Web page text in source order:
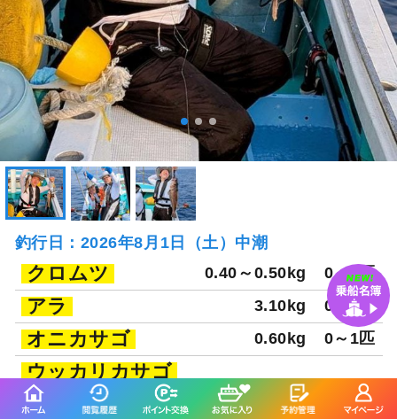
釣行日：2026年8月1日（土）中潮
クロムツ 0.40～0.50kg 0～2匹
アラ 3.10kg 0～1匹
オニカサゴ 0.60kg 0～1匹
ウッカリカサゴ
アヤメカサゴ